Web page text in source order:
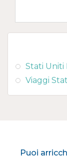
Stati Uniti
Viaggi
Puoi